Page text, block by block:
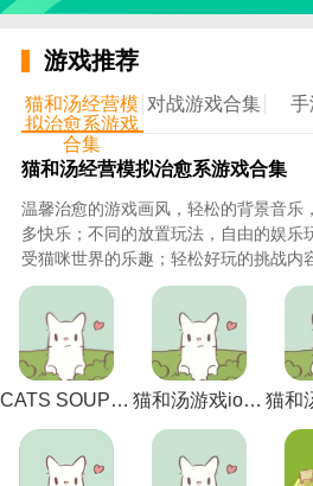
来的快乐；
够级棋牌介绍
1、修复bug
2、多样的游戏活动会定期的举
逼真的牌桌设计拥有非常震撼视
场景和背景音乐，酷炫的游戏风
物角色 形象选择，带来不一样的
3、多种不同的游戏场景，体验
够级棋牌推荐理由
1、开创的对战玩法，在动感的
化，生动活泼的指尖对决一触即
2、以上就是非凡小编今天为大
要下载更多APP就来非凡软件站
游戏推荐
猫和汤经营模
拟治愈系游戏
合集
对战游戏合集 手
猫和汤经营模拟治愈系游戏合集
温馨治愈的游戏画风，轻松的背景音乐
多快乐；不同的放置玩法，自由的娱乐
受猫咪世界的乐趣；轻松好玩的挑战内
有趣的娱乐方式，给你惊喜。
CATS SOUP ios下载-CATS SOUP ios苹果版 v2.2.0 猫和汤游戏ios下载-猫和汤游戏ios中文最新版 v2.2.0